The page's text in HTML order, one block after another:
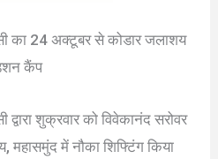
का 24 अक्टूबर से कोडार जलाशय
कैंप
शुक्रवार को विवेकानंद सरोवर
महासमुंद में नौका शिफ्टिंग किया